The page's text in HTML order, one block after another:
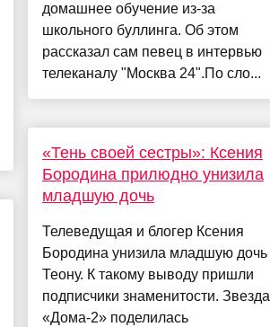
домашнее обучение из-за
школьного буллинга. Об этом
рассказал сам певец в интервью
телеканалу "Москва 24".По сло...
«Тень своей сестры»: Ксения
Бородина прилюдно унизила
младшую дочь
Телеведущая и блогер Ксения
Бородина унизила младшую дочь
Теону. К такому выводу пришли
подписчики знаменитости. Звезда
«Дома-2» поделилась